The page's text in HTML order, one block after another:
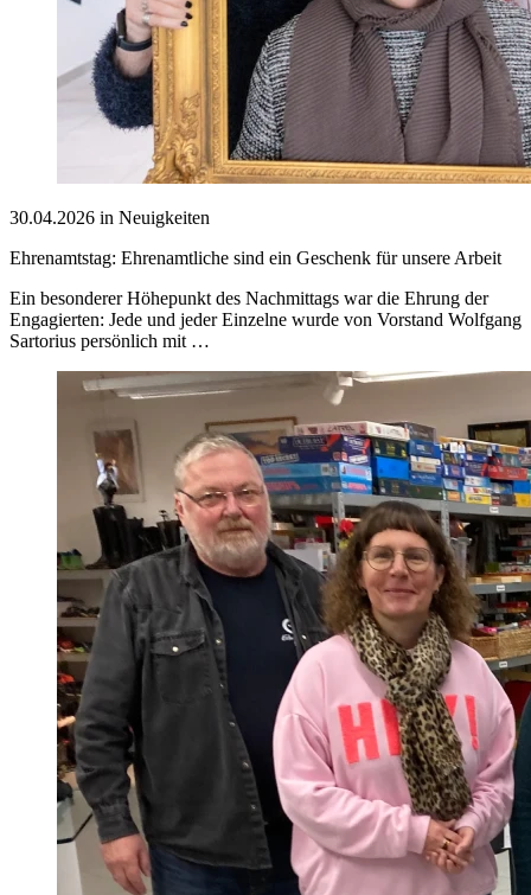
30.04.2026 in Neuigkeiten
Ehrenamtstag: Ehrenamtliche sind ein Geschenk für unsere Arbeit
Ein besonderer Höhepunkt des Nachmittags war die Ehrung der
Engagierten: Jede und jeder Einzelne wurde von Vorstand Wolfgang
Sartorius persönlich mit …